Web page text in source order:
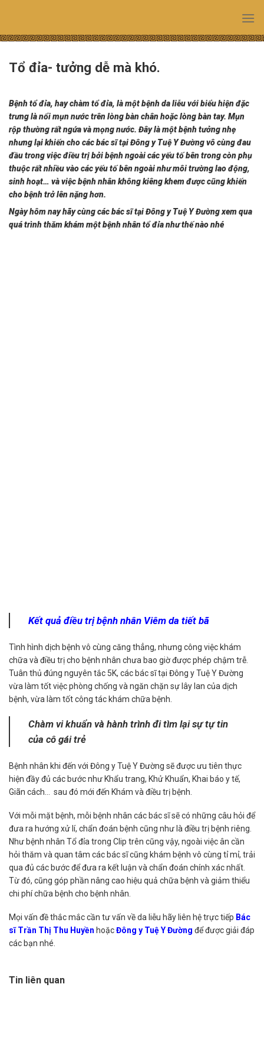
content
Tổ đỉa- tưởng dễ mà khó.
Bệnh tổ đỉa, hay chàm tổ đỉa, là một bệnh da liễu với biểu hiện đặc
trưng là nổi mụn nước trên lòng bàn chân hoặc lòng bàn tay. Mụn
rộp thường rất ngứa và mọng nước. Đây là một bệnh tưởng nhẹ
nhưng lại khiến cho các bác sĩ tại Đông y Tuệ Y Đường vô cùng đau
đầu trong việc điều trị bởi bệnh ngoài các yếu tố bên trong còn phụ
thuộc rất nhiều vào các yếu tố bên ngoài như môi trường lao động,
sinh hoạt… và việc bệnh nhân không kiêng khem được cũng khiến
cho bệnh trở lên nặng hơn.
Ngày hôm nay hãy cùng các bác sĩ tạiĐông y Tuệ Y Đườngxem qua
quá trình thăm khám một bệnh nhân tổ đỉa như thế nào nhé
Kết quả điều trị bệnh nhân Viêm da tiết bã
Tình hình dịch bệnh vô cùng căng thẳng, nhưng công việc khám
chữa và điều trị cho bệnh nhân chưa bao giờ được phép chậm trễ.
Tuân thủ đúng nguyên tắc 5K, các bác sĩ tại Đông y Tuệ Y Đường
vừa làm tốt việc phòng chống và ngăn chặn sự lây lan của dịch
bệnh, vừa làm tốt công tác khám chữa bệnh.
Chàm vi khuẩn và hành trình đi tìm lại sự tự tin
của cô gái trẻ
Bệnh nhân khi đến với Đông y Tuệ Y Đường sẽ được ưu tiên thực
hiện đầy đủ các bước như Khẩu trang, Khử Khuẩn, Khai báo y tế,
Giãn cách… sau đó mới đến Khám và điều trị bệnh.
Với mỗi mặt bệnh, mỗi bệnh nhân các bác sĩ sẽ có những câu hỏi để
đưa ra hướng xử lí, chẩn đoán bệnh cũng như là điều trị bệnh riêng.
Như bệnh nhân Tổ đỉa trong Clip trên cũng vậy, ngoài việc ân cần
hỏi thăm và quan tâm các bác sĩ cũng khám bệnh vô cùng tỉ mỉ, trải
qua đủ các bước để đưa ra kết luận và chẩn đoán chính xác nhất.
Từ đó, cũng góp phần nâng cao hiệu quả chữa bệnh và giảm thiểu
chi phí chữa bệnh cho bệnh nhân.
Mọi vấn đề thắc mắc cần tư vấn về da liễu hãy liên hệ trực tiếp Bác
sĩ Trần Thị Thu Huyền hoặcĐông y Tuệ Y Đường để được giải đáp
các bạn nhé.
Tin liên quan